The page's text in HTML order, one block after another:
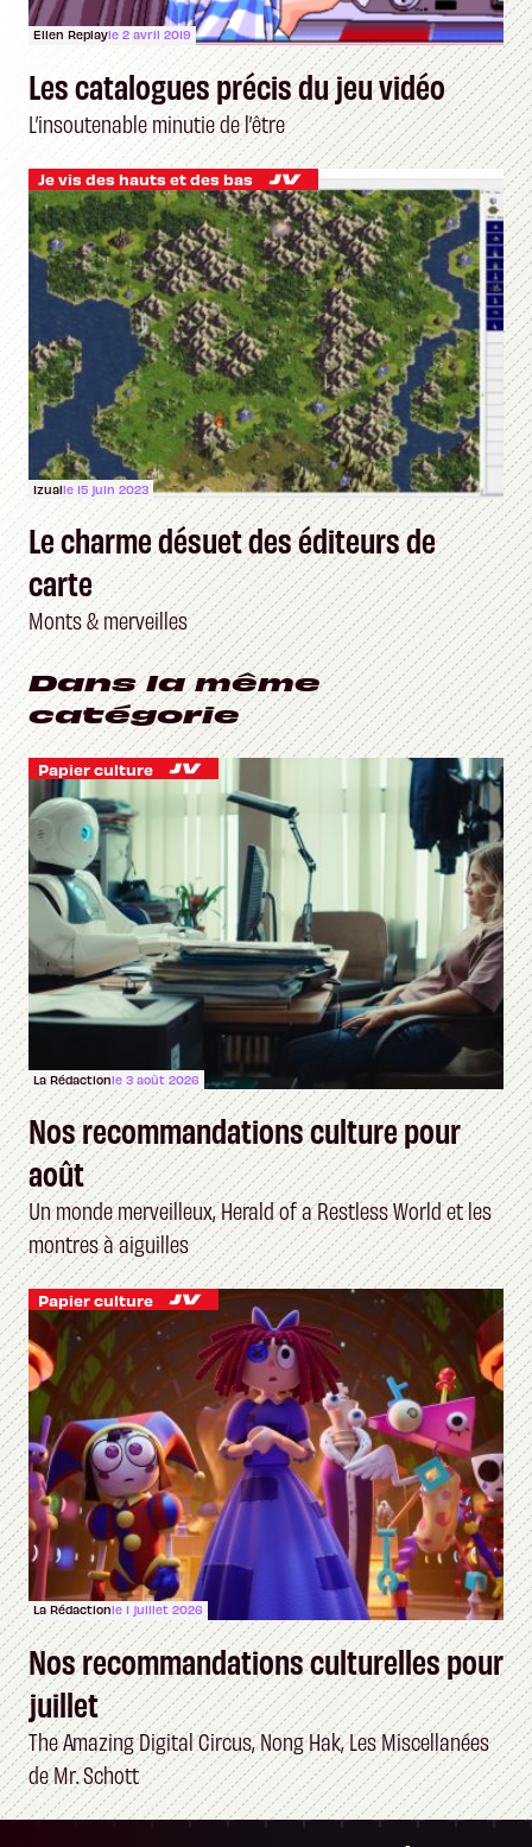
Ellen Replayle 2 avril 2019
Les catalogues précis du jeu vidéo
L’insoutenable minutie de l’être
Je vis des hauts et des bas
Izualle 15 juin 2023
Le charme désuet des éditeurs de
carte
Monts & merveilles
Dans la même
catégorie
Papier culture
La Rédactionle 3 août 2026
Nos recommandations culture pour
août
Un monde merveilleux, Herald of a Restless World et les
montres à aiguilles
Papier culture
La Rédactionle 1 juillet 2026
Nos recommandations culturelles pour
juillet
The Amazing Digital Circus, Nong Hak, Les Miscellanées
de Mr. Schott